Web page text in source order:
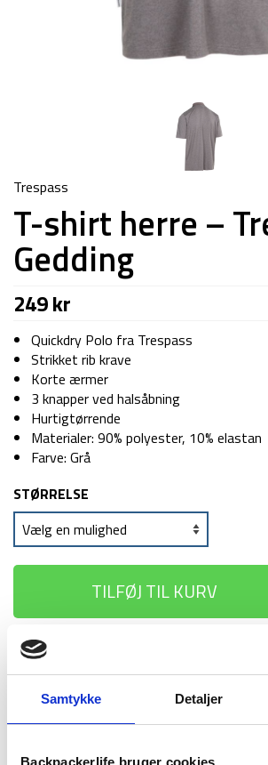
Samtykke Detaljer
Backpackerlife bruger cookies
Trespass
T-shirt herre –
Gedding
249kr
Quickdry Polo fra Trespass
Strikket rib krave
Korte ærmer
3 knapper ved halsåbning
Hurtigtørrende
Materialer: 90% polyester, 10% elastan
Farve: Grå
STØRRELSE
TILFØJ TIL KURV
levering
499 kr